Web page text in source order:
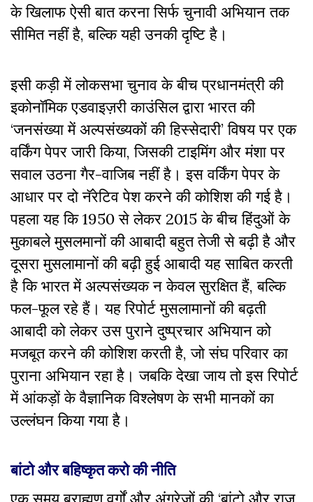
के खिलाफ ऐसी बात करना सिर्फ चुनावी अभियान तक
सीमित नहीं है, बल्कि यही उनकी दृष्टि है।
इसी कड़ी में लोकसभा चुनाव के बीच प्रधानमंत्री की
इकोनॉमिक एडवाइज़री काउंसिल द्वारा भारत की
‘जनसंख्या में अल्पसंख्यकों की हिस्सेदारी’ विषय पर एक
वर्किंग पेपर जारी किया, जिसकी टाइमिंग और मंशा पर
सवाल उठना गैर-वाजिब नहीं है। इस वर्किंग पेपर के
आधार पर दो नॅरेटिव पेश करने की कोशिश की गई है।
पहला यह कि 1950 से लेकर 2015 के बीच हिंदुओं के
मुकाबले मुसलमानों की आबादी बहुत तेजी से बढ़ी है और
दूसरा मुसलामानों की बढ़ी हुई आबादी यह साबित करती
है कि भारत में अल्पसंख्यक न केवल सुरक्षित हैं, बल्कि
फल-फूल रहे हैं। यह रिपोर्ट मुसलामानों की बढ़ती
आबादी को लेकर उस पुराने दुष्प्रचार अभियान को
मजबूत करने की कोशिश करती है, जो संघ परिवार का
पुराना अभियान रहा है। जबकि देखा जाय तो इस रिपोर्ट
में आंकड़ों के वैज्ञानिक विश्लेषण के सभी मानकों का
उल्लंघन किया गया है।
बांटो और बहिष्कृत करो की नीति